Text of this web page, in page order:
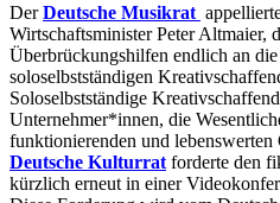
DerDeutsche Musikrat
Wirtschaftsminister Peter Altmaier,
Überbrückungshilfen endlich an
soloselbstständigen
Soloselbstständige
Unternehmer*innen, die
funktionierenden und lebenswerten
Deutsche Kulturrat forderte den
kürzlich erneut in einer